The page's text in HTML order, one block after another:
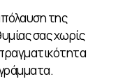
της
σας χωρίς